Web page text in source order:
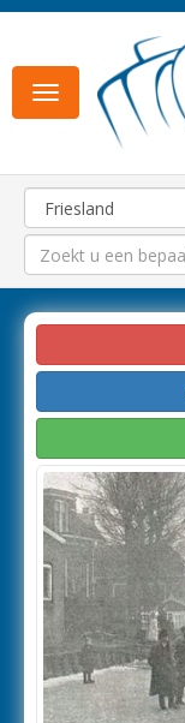
Toggle
navigation